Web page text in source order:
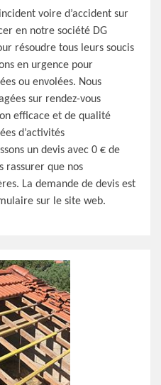
voire d’accident sur
en notre société DG
résoudre tous leurs soucis
en urgence pour
ou envolées. Nous
sur rendez-vous
efficace et de qualité
d’activités
un devis avec 0 € de
rassurer que nos
La demande de devis est
sur le site web.